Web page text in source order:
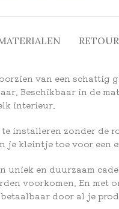
van een schattig
Beschikbaar in de
interieur.
installeren zonder de
je kleintje toe voor een
en duurzaam
voorkomen. En met
door al je